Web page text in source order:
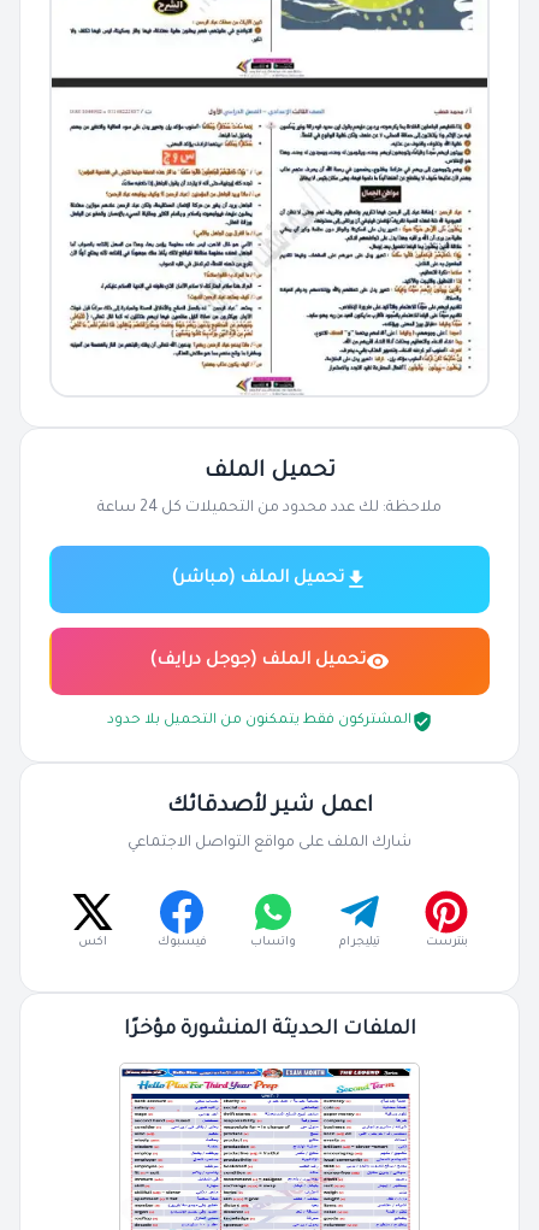
تحميل الملف
ملاحظة: لك عدد محدود من التحميلات كل 24 ساعة
تحميل الملف (مباشر)
تحميل الملف (جوجل درايف)
المشتركون فقط يتمكنون من التحميل بلا حدود
اعمل شير لأصدقائك
شارك الملف على مواقع التواصل الاجتماعي
بنترست تيليجرام واتساب فيسبوك اكس
الملفات الحديثة المنشورة مؤخرًا